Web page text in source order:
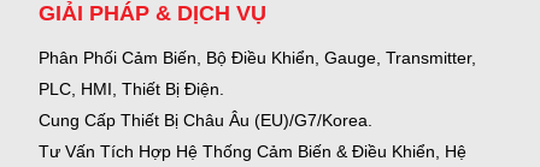
GIẢI PHÁP & DỊCH VỤ
Phân Phối Cảm Biến, Bộ Điều Khiển, Gauge, Transmitter,
PLC, HMI, Thiết Bị Điện.
Cung Cấp Thiết Bị Châu Âu (EU)/G7/Korea.
Tư Vấn Tích Hợp Hệ Thống Cảm Biến & Điều Khiển, Hệ